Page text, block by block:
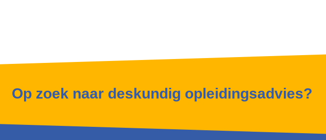
Op zoek naar deskundig opleidingsadvies?